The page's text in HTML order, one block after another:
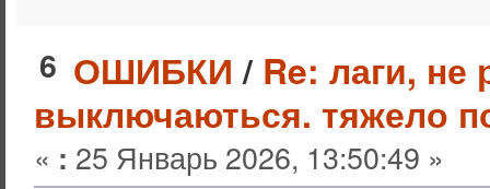
6 ОШИБКИ / Re: лаги, не
выключаються. тяжело
« : 25 Январь 2026, 13:50:49 »